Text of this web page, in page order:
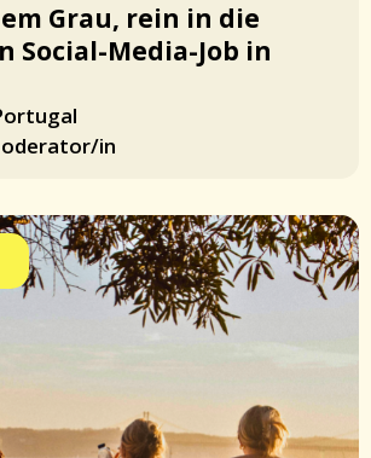
Grau, rein in die
Social-Media-Job in
in